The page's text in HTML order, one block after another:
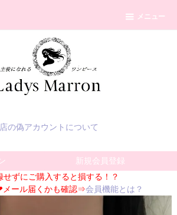
メニュー
の偽アカウントについて
新規会員登録
せずにご購入すると損する！？
メール届くかも確認⇒会員機能とは？